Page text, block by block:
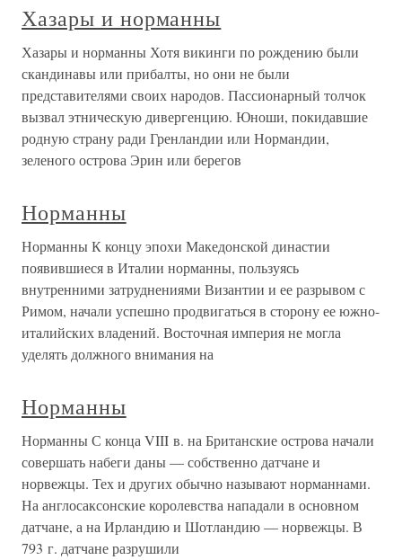
Хазары и норманны
Хазары и норманны Хотя викинги по рождению были
скандинавы или прибалты, но они не были
представителями своих народов. Пассионарный толчок
вызвал этническую дивергенцию. Юноши, покидавшие
родную страну ради Гренландии или Нормандии,
зеленого острова Эрин или берегов
Норманны
Норманны К концу эпохи Македонской династии
появившиеся в Италии норманны, пользуясь
внутренними затруднениями Византии и ее разрывом с
Римом, начали успешно продвигаться в сторону ее южно-
италийских владений. Восточная империя не могла
уделять должного внимания на
Норманны
Норманны С конца VIII в. на Британские острова начали
совершать набеги даны — собственно датчане и
норвежцы. Тех и других обычно называют норманнами.
На англосаксонские королевства нападали в основном
датчане, а на Ирландию и Шотландию — норвежцы. В
793 г. датчане разрушили